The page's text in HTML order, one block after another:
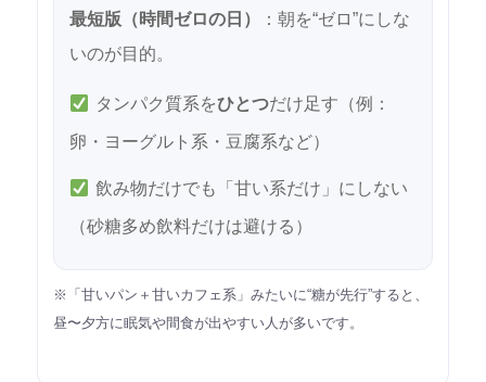
最短版（時間ゼロの日）
：朝を“ゼロ”にしな
いのが目的。
タンパク質系をひとつだけ足す（例：
卵・ヨーグルト系・豆腐系など）
飲み物だけでも「甘い系だけ」にしない
（砂糖多め飲料だけは避ける）
※「甘いパン＋甘いカフェ系」みたいに“糖が先行”すると、
昼〜夕方に眠気や間食が出やすい人が多いです。